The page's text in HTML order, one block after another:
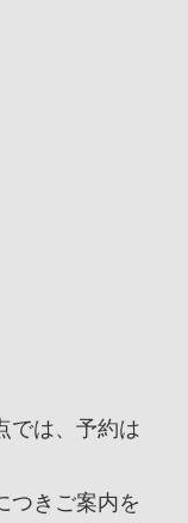
では、予約は
つきご案内を